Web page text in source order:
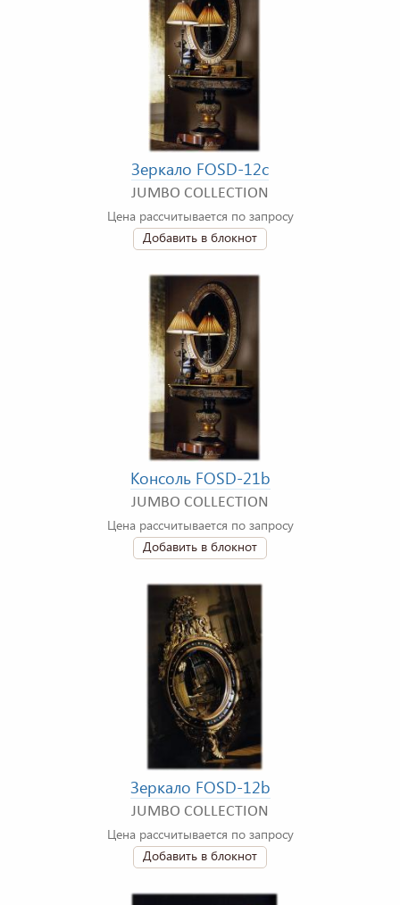
Зеркало FOSD-12c
JUMBO COLLECTION
Цена рассчитывается по запросу
Добавить в блокнот
Консоль FOSD-21b
JUMBO COLLECTION
Цена рассчитывается по запросу
Добавить в блокнот
Зеркало FOSD-12b
JUMBO COLLECTION
Цена рассчитывается по запросу
Добавить в блокнот